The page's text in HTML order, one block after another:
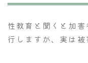
性教育と聞くと加
行しますが、実は被